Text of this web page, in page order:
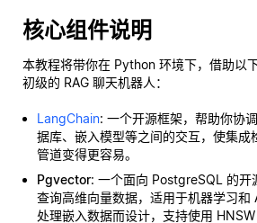
核心组件说明
本教程将带你在 Python 环境下，借助以
初级的 RAG 聊天机器人：
LangChain: 一个开源框架，帮助你协
据库、嵌入模型等之间的交互，使集成
管道变得更容易。
Pgvector: 一个面向 PostgreSQL 的开
查询高维向量数据，适用于机器学习和
处理嵌入数据而设计，支持使用